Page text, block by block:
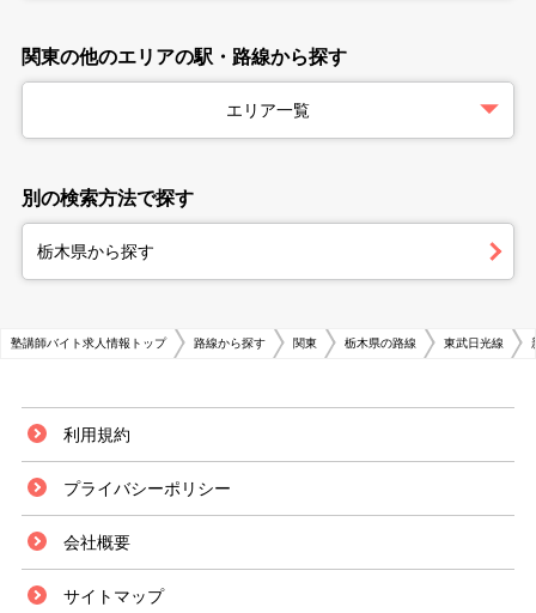
関東の他のエリアの駅・路線から探す
エリア一覧
別の検索方法で探す
栃木県から探す
塾講師バイト求人情報トップ 路線から探す 関東 栃木県の路線 東武日光線
利用規約
プライバシーポリシー
会社概要
サイトマップ